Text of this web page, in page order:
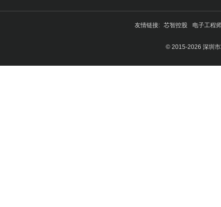
友情链接: 芯智控股 电子工程
© 2015-2026 深圳